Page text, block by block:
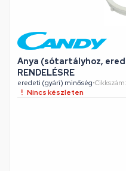
Anya (sótartályhoz,
RENDELÉSRE
eredeti (gyári) minőség•
Nincs készleten